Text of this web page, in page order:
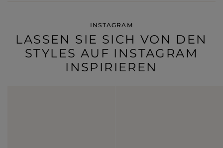
INSTAGRAM
LASSEN SIE SICH VON DEN
STYLES AUF INSTAGRAM
INSPIRIEREN